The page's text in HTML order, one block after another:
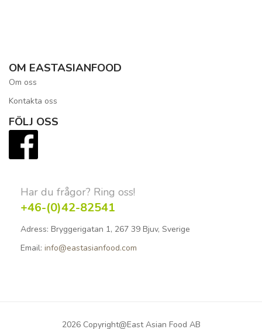
OM EASTASIANFOOD
Om oss
Kontakta oss
FÖLJ OSS
Har du frågor? Ring oss!
+46-(0)42-82541
Adress: Bryggerigatan 1, 267 39 Bjuv, Sverige
Email: info@eastasianfood.com
2026 Copyright@East Asian Food AB